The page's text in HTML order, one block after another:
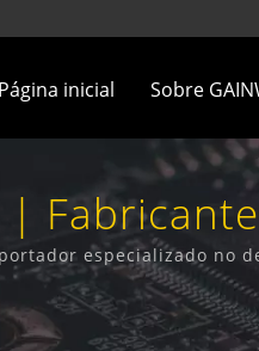
Página inicial Sobre
Taiwan' |
especializado no